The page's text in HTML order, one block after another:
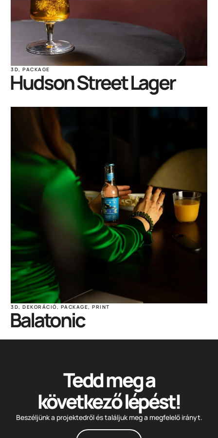
3D,PACKAGE
Hudson Street Lager
3D,DEKORÁCIÓ, PACKAGE,PRINT
Balatonic
Tedd meg a
következő lépést!
Beszéljünk a projektedről és találjuk meg a megfelelő irányt.